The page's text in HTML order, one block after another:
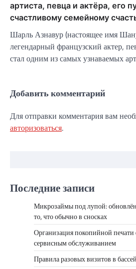
артиста, певца и актёра, его
счастливому семейному
Шарль Азнавур (настоящее имя
легендарный французский актер,
стал одним из самых узнаваемых
Добавить комментарий
Для отправки комментария вам
авторизоваться.
Последние записи
Микрозаймы под лупой:
то, что обычно в сносках
Организация покопийной печати
сервисным обслуживанием
Правила разовых визитов в